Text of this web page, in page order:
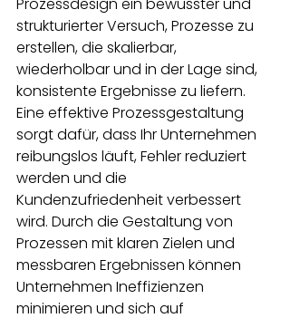
Prozessdesign ein bewusster und
strukturierter Versuch, Prozesse zu
erstellen, die skalierbar,
wiederholbar und in der Lage sind,
konsistente Ergebnisse zu liefern.
Eine effektive Prozessgestaltung
sorgt dafür, dass Ihr Unternehmen
reibungslos läuft, Fehler reduziert
werden und die
Kundenzufriedenheit verbessert
wird. Durch die Gestaltung von
Prozessen mit klaren Zielen und
messbaren Ergebnissen können
Unternehmen Ineffizienzen
minimieren und sich auf